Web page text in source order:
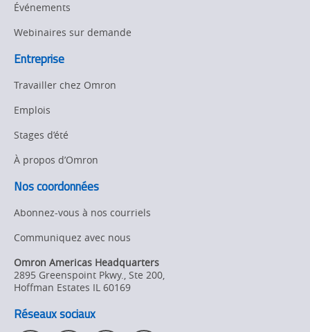
Événements
Webinaires sur demande
Entreprise
Travailler chez Omron
Emplois
Stages d’été
À propos d’Omron
Nos coordonnées
Abonnez-vous à nos courriels
Communiquez avec nous
Omron Americas Headquarters
2895 Greenspoint Pkwy., Ste 200,
Hoffman Estates IL 60169
Réseaux sociaux